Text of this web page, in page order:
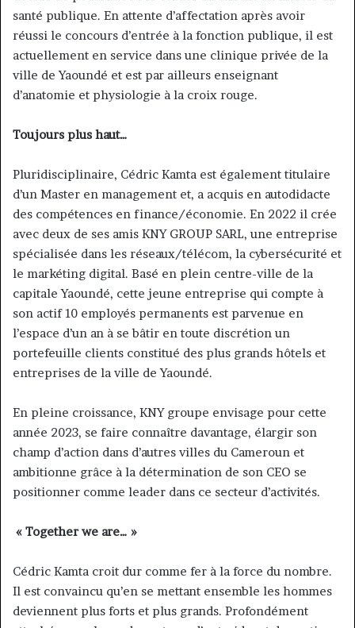
santé publique. En attente d’affectation après avoir
réussi le concours d’entrée à la fonction publique, il est
actuellement en service dans une clinique privée de la
ville de Yaoundé et est par ailleurs enseignant
d’anatomie et physiologie à la croix rouge.
Toujours plus haut…
Pluridisciplinaire, Cédric Kamta est également titulaire
d’un Master en management et, a acquis en autodidacte
des compétences en finance/économie. En 2022 il crée
avec deux de ses amis KNY GROUP SARL, une entreprise
spécialisée dans les réseaux/télécom, la cybersécurité et
le markéting digital. Basé en plein centre-ville de la
capitale Yaoundé, cette jeune entreprise qui compte à
son actif 10 employés permanents est parvenue en
l’espace d’un an à se bâtir en toute discrétion un
portefeuille clients constitué des plus grands hôtels et
entreprises de la ville de Yaoundé.
En pleine croissance, KNY groupe envisage pour cette
année 2023, se faire connaître davantage, élargir son
champ d’action dans d’autres villes du Cameroun et
ambitionne grâce à la détermination de son CEO se
positionner comme leader dans ce secteur d’activités.
« Together we are… »
Cédric Kamta croit dur comme fer à la force du nombre.
Il est convaincu qu’en se mettant ensemble les hommes
deviennent plus forts et plus grands. Profondément